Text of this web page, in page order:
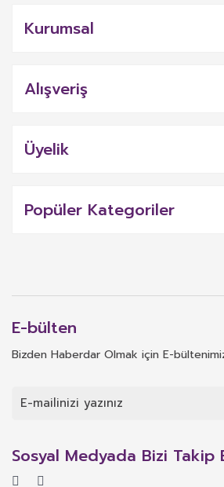
Kurumsal
Alışveriş
Üyelik
Popüler Kategoriler
E-bülten
Bizden Haberdar Olmak için E-
Sosyal Medyada Bizi Takip